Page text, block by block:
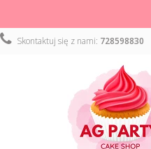
Skontaktuj się z nami: 728598830